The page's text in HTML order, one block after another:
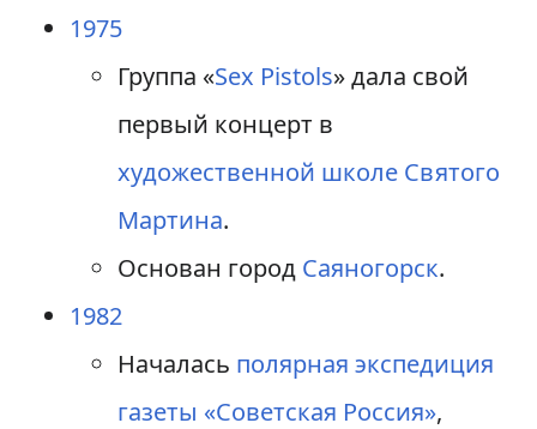
1975
Группа «Sex Pistols» дала свой
первый концерт в
художественной школе Святого
Мартина.
Основан город Саяногорск.
1982
Началась полярная экспедиция
газеты «Советская Россия»,